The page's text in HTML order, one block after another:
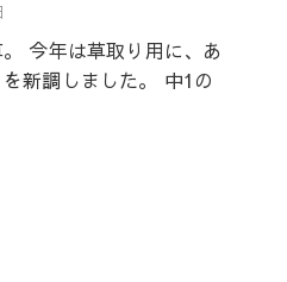
今年は草取り用に、あ
新調しました。 中1の